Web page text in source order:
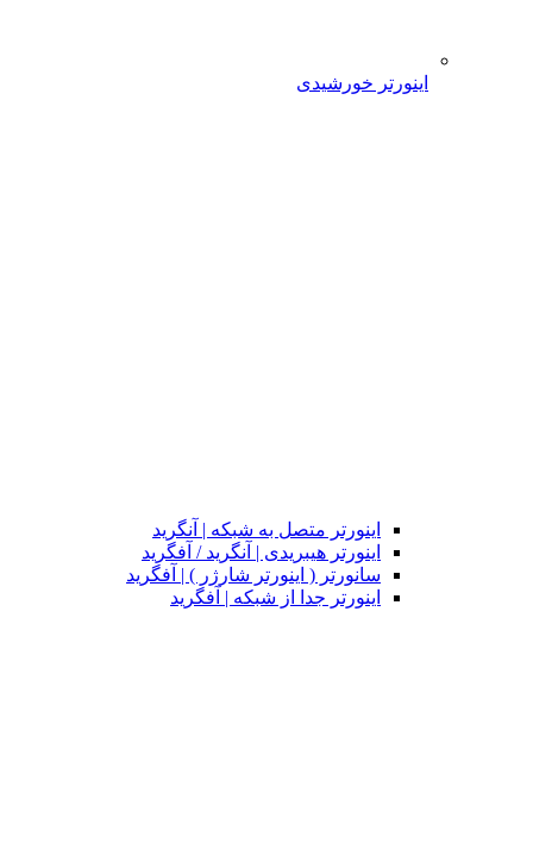
اینورتر خورشیدی
اینورتر متصل به شبکه | آنگرید
اینورتر هیبریدی | آنگرید / آفگرید
سانورتر ( اینورتر شارژر ) | آفگرید
اینورتر جدا از شبکه | آفگرید